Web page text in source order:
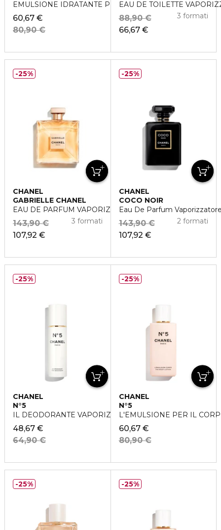
EMULSIONE IDRATANTE PER IL CORPO
60,67 €
80,90 €
EAU DE TOILETTE
66,67 €
88,90 € 3 formati
CHANEL
GABRIELLE CHANEL
EAU DE PARFUM VAPORIZZATORE
107,92 €
143,90 € 3 formati
25%
CHANEL
COCO NOIR
Eau De Parfum
107,92 €
143,90 € 2 formati
25%
CHANEL
N°5
IL DEODORANTE VAPORIZZATORE
48,67 €
64,90 €
25%
CHANEL
N°5
L'EMULSIONE PER IL
60,67 €
80,90 €
25%
25% 25%